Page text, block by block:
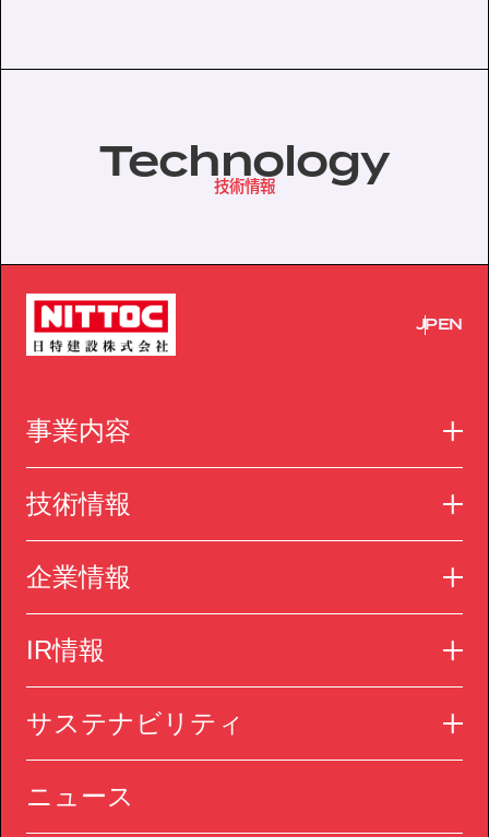
Technology
技術情報
JPEN
事業内容
技術情報
企業情報
IR情報
サステナビリティ
ニュース